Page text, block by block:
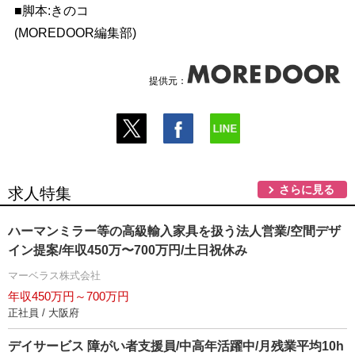
■脚本:きのコ
(MOREDOOR編集部)
提供元：
求人特集 さらに見る
ハーマンミラー等の高級輸入家具を扱う法人営業/空間デザ
イン提案/年収450万〜700万円/土日祝休み
マーベラス株式会社
年収450万円～700万円
正社員 / 大阪府
デイサービス 障がい者支援員/中高年活躍中/月残業平均10h